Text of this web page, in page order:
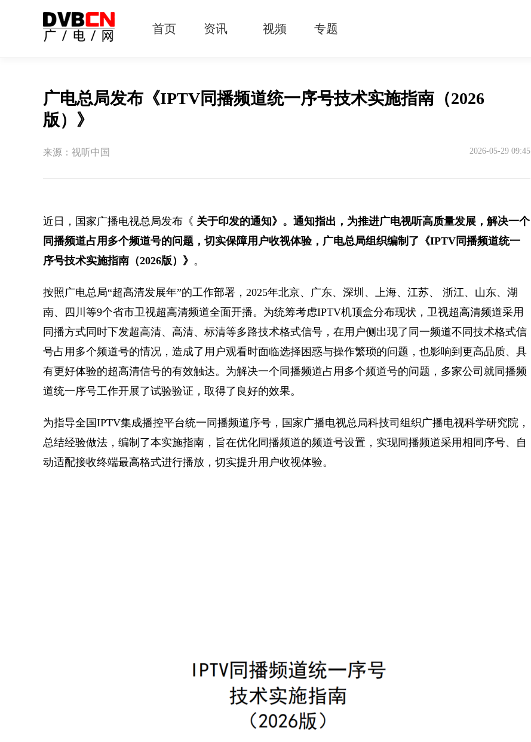
首页 资讯 视频 专题
广电总局发布《IPTV同播频道统一序号技术实施指南（2026
版）》
来源：视听中国 2026-05-29 09:45
近日，国家广播电视总局发布《 关于印发的通知》。通知指出，为推进广电视听高质量发展，解决一个
同播频道占用多个频道号的问题，切实保障用户收视体验，广电总局组织编制了《IPTV同播频道统一
序号技术实施指南（2026版）》 。
按照广电总局“超高清发展年”的工作部署，2025年北京、广东、深圳、上海、江苏、 浙江、山东、湖
南、四川等9个省市卫视超高清频道全面开播。为统筹考虑IPTV机顶盒分布现状，卫视超高清频道采用
同播方式同时下发超高清、高清、标清等多路技术格式信号，在用户侧出现了同一频道不同技术格式信
号占用多个频道号的情况，造成了用户观看时面临选择困惑与操作繁琐的问题，也影响到更高品质、具
有更好体验的超高清信号的有效触达。为解决一个同播频道占用多个频道号的问题，多家公司就同播频
道统一序号工作开展了试验验证，取得了良好的效果。
为指导全国IPTV集成播控平台统一同播频道序号，国家广播电视总局科技司组织广播电视科学研究院，
总结经验做法，编制了本实施指南，旨在优化同播频道的频道号设置，实现同播频道采用相同序号、自
动适配接收终端最高格式进行播放，切实提升用户收视体验。